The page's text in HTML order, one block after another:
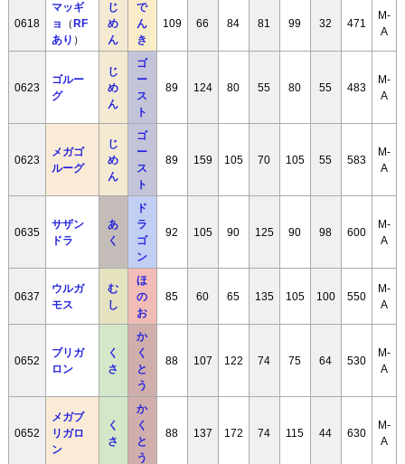
0618
マッギ
ョ
（ RF
あり ）
じ
め
ん
で
ん
き
109 66 84 81 99 32 471
M-
A
0623
ゴルー
グ
じ
め
ん
ゴ
ー
ス
ト
89 124 80 55 80 55 483
M-
A
0623
メガゴ
ルーグ
じ
め
ん
ゴ
ー
ス
ト
89 159 105 70 105 55 583
M-
A
0635
サザン
ドラ
あ
く
ド
ラ
ゴ
ン
92 105 90 125 90 98 600
M-
A
0637
ウルガ
モス
む
し
ほ
の
お
85 60 65 135 105 100 550
M-
A
0652
ブリガ
ロン
く
さ
か
く
と
う
88 107 122 74 75 64 530
M-
A
0652
メガブ
リガロ
ン
く
さ
か
く
と
う
88 137 172 74 115 44 630
M-
A